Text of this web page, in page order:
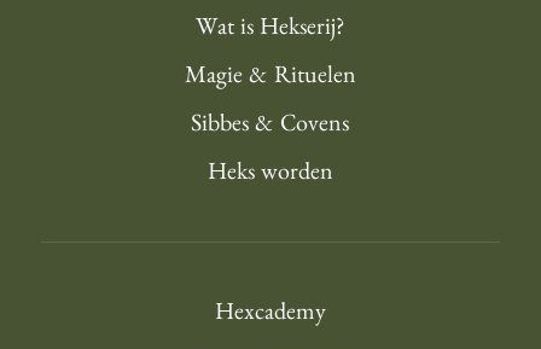
Wat is Hekserij?
Magie & Rituelen
Sibbes & Covens
Heks worden
Hexcademy